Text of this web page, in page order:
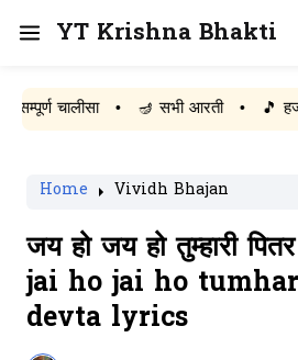
YT Krishna Bhakti
चालीसा • 🪔 सभी आरती • 🎵 हजारों
Home Vividh Bhajan
जय हो जय हो तुम्हारी
jai ho jai ho
devta lyrics